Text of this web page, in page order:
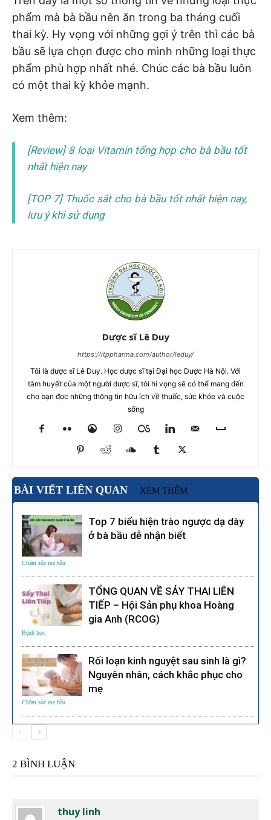
phẩm mà bà bầu nên ăn trong ba tháng cuối
thai kỳ. Hy vọng với những gợi ý trên thì các bà
bầu sẽ lựa chọn được cho mình những loại thực
phẩm phù hợp nhất nhé. Chúc các bà bầu luôn
có một thai kỳ khỏe mạnh.
Xem thêm:
[Review] 8 loại Vitamin tổng hợp cho bà bầu tốt
nhất hiện nay
[TOP 7] Thuốc sắt cho bà bầu tốt nhất hiện nay,
lưu ý khi sử dụng
Dược sĩ Lê Duy
https://itppharma.com/author/leduy/
Tôi là dược sĩ Lê Duy. Học dược sĩ tại Đại học Dược Hà Nội. Với
tâm huyết của một người dược sĩ, tôi hi vọng sẽ có thể mang đến
cho bạn đọc những thông tin hữu ích về thuốc, sức khỏe và cuộc
sống
BÀI VIẾT LIÊN QUAN XEM THÊM
Chăm sóc mẹ bầu
Top 7 biểu hiện trào ngược dạ dày
ở bà bầu dễ nhận biết
Bệnh học
TỔNG QUAN VỀ SẢY THAI LIÊN
TIẾP – Hội Sản phụ khoa Hoàng
gia Anh (RCOG)
Chăm sóc mẹ bầu
Rối loạn kinh nguyệt sau sinh là gì?
Nguyên nhân, cách khắc phục cho
mẹ
2 BÌNH LUẬN
thuy linh